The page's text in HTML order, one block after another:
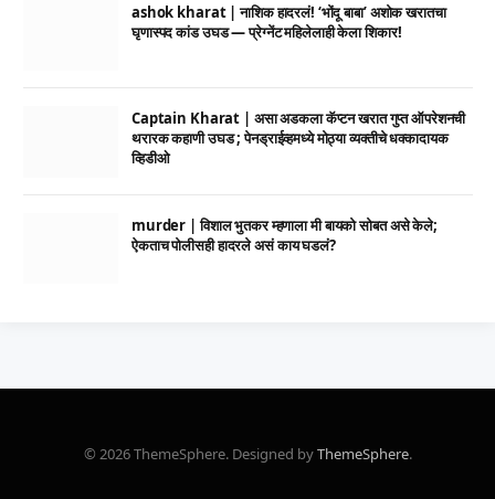
ashok kharat | नाशिक हादरलं! ‘भोंदू बाबा’ अशोक खरातचा
घृणास्पद कांड उघड — प्रेग्नेंट महिलेलाही केला शिकार!
Captain Kharat | असा अडकला कॅप्टन खरात गुप्त ऑपरेशनची
थरारक कहाणी उघड ; पेनड्राईव्हमध्ये मोठ्या व्यक्तीचे धक्कादायक
व्हिडीओ
murder | विशाल भुतकर म्हणाला मी बायको सोबत असे केले;
ऐकताच पोलीसही हादरले असं काय घडलं?
© 2026 ThemeSphere. Designed byThemeSphere.